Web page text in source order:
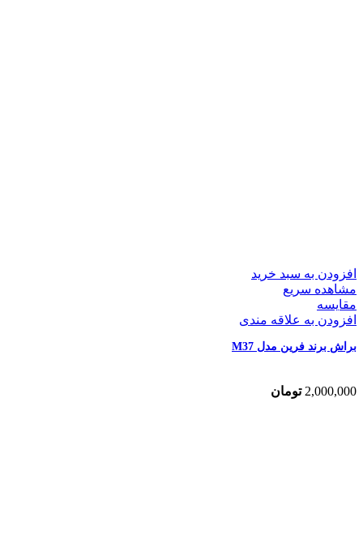
افزودن به سبد خرید
مشاهده سریع
مقایسه
افزودن به علاقه مندی
براش برند فرین مدل M37
2,000,000 تومان